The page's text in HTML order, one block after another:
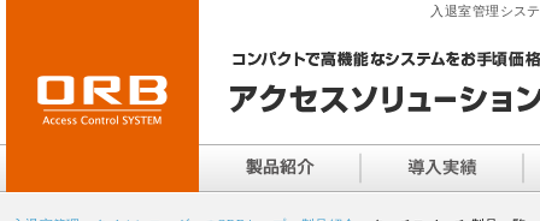
入退室管理シス